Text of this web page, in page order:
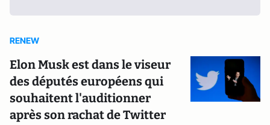
RENEW
Elon Musk est dans le viseur
des députés européens qui
souhaitent l'auditionner
après son rachat de Twitter